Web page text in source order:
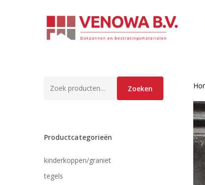
Zoeken
Productcategorieën
kinderkoppen/graniet
tegels